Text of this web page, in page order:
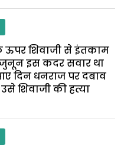
शिवाजी से इंतकाम
इस कदर सवार था
दिन धनराज पर दबाव
शिवाजी की हत्या